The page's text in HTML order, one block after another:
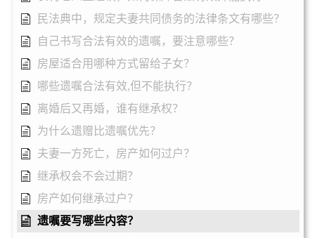
民法典中，规定夫妻共同债务的法律条文有哪些？
自己书写合法有效的遗嘱，要注意哪些？
房屋适合用哪种方式留给子女？
哪些遗嘱合法有效,但不能执行？
离婚后又再婚，谁有继承权？
为什么遗赠比遗嘱优先？
夫妻一方死亡，房产如何过户？
继承权会不会过期？
房产如何继承过户？
遗嘱要写哪些内容？